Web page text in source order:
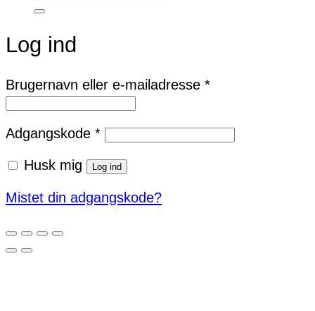
Log ind
Brugernavn eller e-mailadresse *Påkrævet
Adgangskode *Påkrævet
Husk mig Log ind
Mistet din adgangskode?